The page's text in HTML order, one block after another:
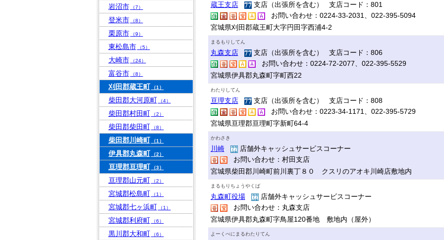
蔵王支店
支店（出張所を含む） 支店コード：801
お問い合わせ：0224-33-2031、022-395-5094
宮城県刈田郡蔵王町大字円田字西浦4-2
まるもりしてん
丸森支店
支店（出張所を含む） 支店コード：806
お問い合わせ：0224-72-2077、022-395-5529
宮城県伊具郡丸森町字町西22
わたりしてん
亘理支店
支店（出張所を含む） 支店コード：808
お問い合わせ：0223-34-1171、022-395-5729
宮城県亘理郡亘理町字新町64-4
かわさき
川崎
店舗外キャッシュサービスコーナー
お問い合わせ：村田支店
宮城県柴田郡川崎町前川裏丁８０ クスリのアオキ川崎店敷地内
まるもりちょうやくば
丸森町役場
店舗外キャッシュサービスコーナー
お問い合わせ：丸森支店
宮城県伊具郡丸森町字鳥屋120番地 敷地内（屋外）
よーくべにまるわたりてん
岩沼市 （7）
登米市 （8）
栗原市 （9）
東松島市 （5）
大崎市 （24）
富谷市 （8）
刈田郡蔵王町 （1）
柴田郡大河原町 （4）
柴田郡村田町 （2）
柴田郡柴田町 （8）
柴田郡川崎町 （1）
伊具郡丸森町 （2）
亘理郡亘理町 （3）
亘理郡山元町 （2）
宮城郡松島町 （1）
宮城郡七ヶ浜町 （1）
宮城郡利府町 （6）
黒川郡大和町 （6）